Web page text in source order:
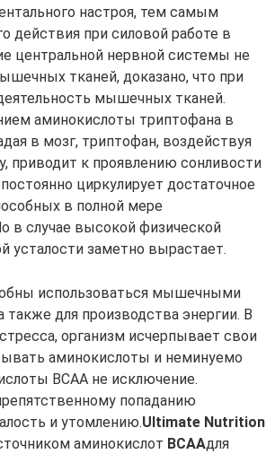
настроя, тем самым
действия при силовой работе в
центральной нервной системы не
тканей, доказано, что при
мышечных тканей.
аминокислоты триптофана в
в мозг, триптофан, воздействуя
приводит к проявлению сонливости
циркулирует достаточное
в полной мере
в случае высокой физической
усталости заметно вырастает.
использоваться мышечными
для производства энергии. В
организм исчерпывает свои
аминокислоты и неминуемо
BCAA не исключение.
попаданию
и утомлению.Ultimate Nutrition
аминокислот BCAAдля